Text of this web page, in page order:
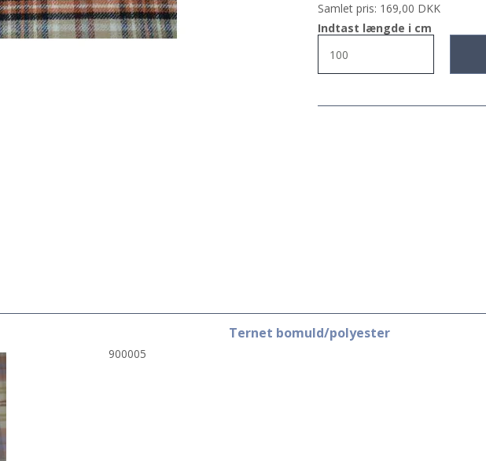
Samlet pris: 169,00 DKK
Indtast længde i cm
Ternet bomuld/polyester
900005